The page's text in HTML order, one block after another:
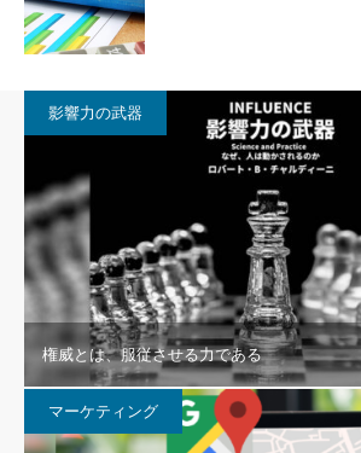
影響力の武器
権威とは、服従させる力である
マーケティング